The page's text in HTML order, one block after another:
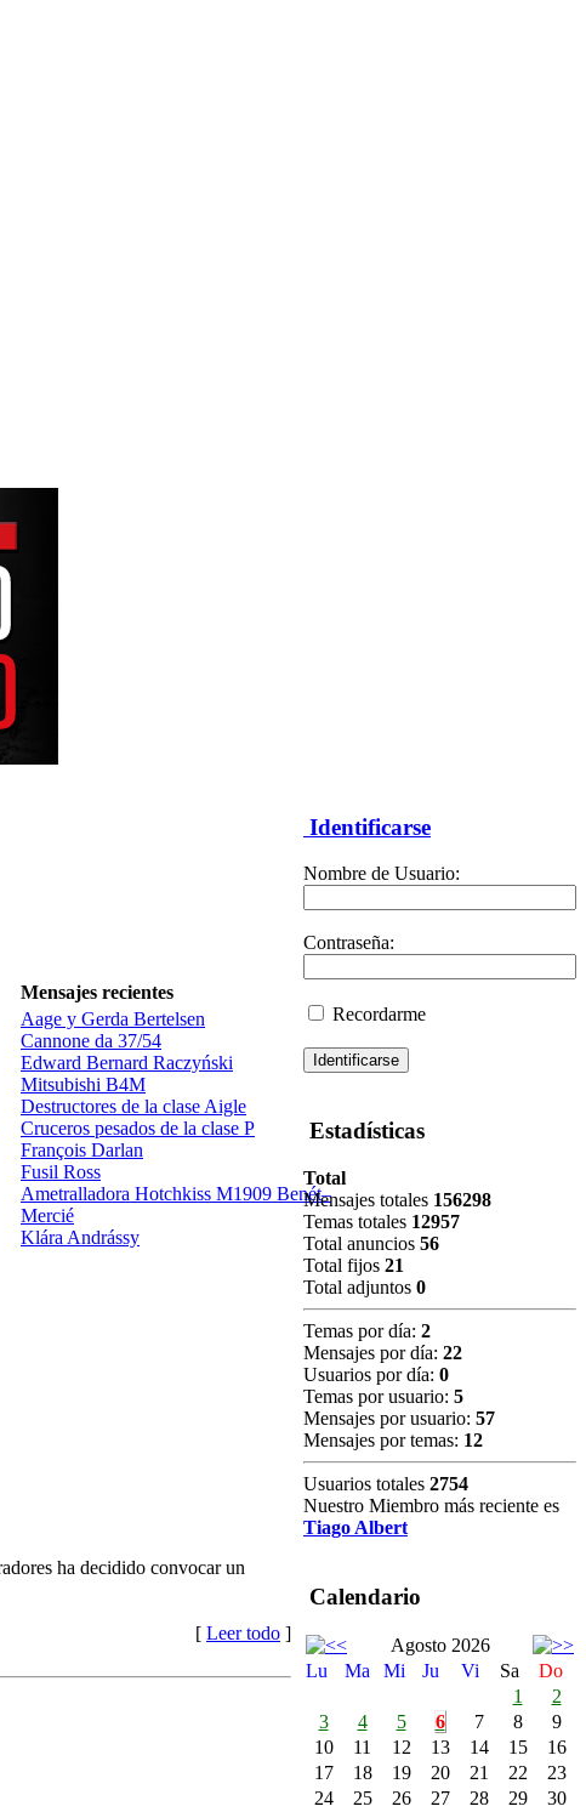
Mensajes recientes
Aage y Gerda Bertelsen
Cannone da 37/54
Edward Bernard Raczyński
Mitsubishi B4M
Destructores de la clase Aigle
Cruceros pesados de la clase P
François Darlan
Fusil Ross
Ametralladora Hotchkiss M1909 Benét–
Mercié
Klára Andrássy
ha decidido convocar un
[ Leer todo ]
Identificarse
Nombre de Usuario:
Contraseña:
Recordarme
Estadísticas
Total
Mensajes totales 156298
Temas totales 12957
Total anuncios 56
Total fijos 21
Total adjuntos 0
Temas por día: 2
Mensajes por día: 22
Usuarios por día: 0
Temas por usuario: 5
Mensajes por usuario: 57
Mensajes por temas: 12
Usuarios totales 2754
Nuestro Miembro más reciente es
Tiago Albert
Calendario
Agosto 2026
Lu
Ma Mi Ju Vi Sa
Do
1
2
3
4 5 6 7 8
9
10
11 12 13 14 15
16
17
18 19 20 21 22
23
24
25 26 27 28 29
30